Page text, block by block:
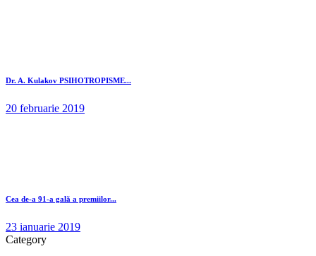
Dr. A. Kulakov PSIHOTROPISME...
20 februarie 2019
Cea de-a 91-a gală a premiilor...
23 ianuarie 2019
Category